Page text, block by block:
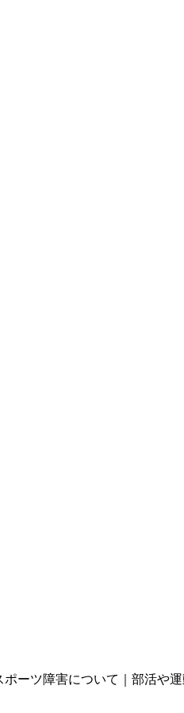
ーツ障害について｜部活や